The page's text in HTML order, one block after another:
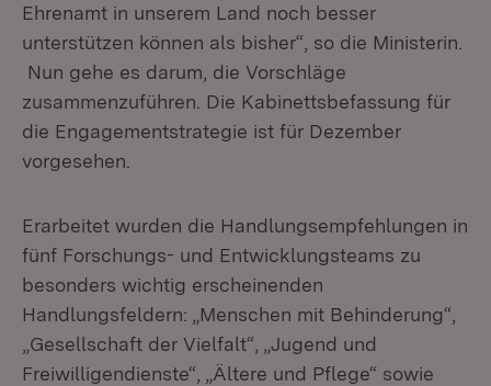
Ehrenamt in unserem Land noch besser
unterstützen können als bisher“, so die Ministerin.
Nun gehe es darum, die Vorschläge
zusammenzuführen. Die Kabinettsbefassung für
die Engagementstrategie ist für Dezember
vorgesehen.
Erarbeitet wurden die Handlungsempfehlungen in
fünf Forschungs- und Entwicklungsteams zu
besonders wichtig erscheinenden
Handlungsfeldern: „Menschen mit Behinderung“,
„Gesellschaft der Vielfalt“, „Jugend und
Freiwilligendienste“, „Ältere und Pflege“ sowie